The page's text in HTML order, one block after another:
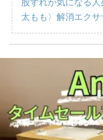
太もも〉解消エク